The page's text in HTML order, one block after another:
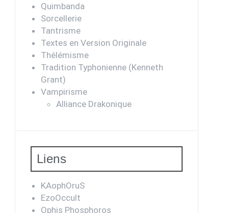
Quimbanda
Sorcellerie
Tantrisme
Textes en Version Originale
Thélémisme
Tradition Typhonienne (Kenneth
Grant)
Vampirisme
Alliance Drakonique
Liens
KAophOruS
EzoOccult
Ophis Phosphoros